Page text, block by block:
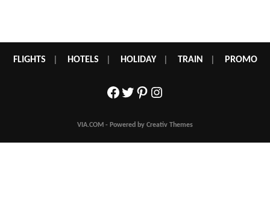
FLIGHTS HOTELS HOLIDAY| TRAIN PROMO
Facebook
Twitter
Pinterest
Instagram
VIA.COM - Powered by Creativ Themes